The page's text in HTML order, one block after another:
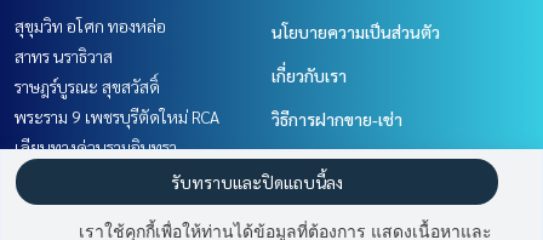
สุขุมวิท อโศก ทองหล่อ
สาทร นราธิวาส
ราษฎร์บูรณะ สุขสวัสดิ์
พระราม 9 เพชรบุรีตัดใหม่ RCA
เลียบทางด่วนรามอินทรา
นวมินทร์ รามอินทรา
พระราม 3 สาธุประดิษฐ์
นโยบายความเป็นส่วนตัว
เกี่ยวกับเรา
วิธีการฝากขาย-เช่า
ติดต่อ
เราใช้คุกกี้เพื่อให้ท่านได้ข้อมูลที่ต้องการ แสดงเนื้อหาและ
รับทราบและปิดแถบนี้ลง